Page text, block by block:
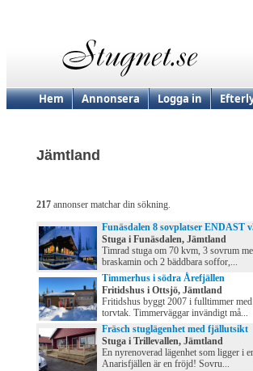
Hem Annonsera Logga in
Jämtland
217 annonser matchar din sökning.
Funäsdalen 8 sovplatser ENDAST
Stuga i Funäsdalen, Jämtland
Timrad stuga om 70 kvm, 3 sovrum
braskamin och 2 bäddbara soffor,...
Timmerhus i södra Årefjällen
Fritidshus i Ottsjö, Jämtland
Fritidshus byggt 2007 i fulltimmer
torvtak. Timmerväggar invändigt må...
Fräsch stuglägenhet med fjällutsikt
Stuga i Trillevallen, Jämtland
En nyrenoverad lägenhet som ligger i
Anarisfjällen är en fröjd! Sovru...